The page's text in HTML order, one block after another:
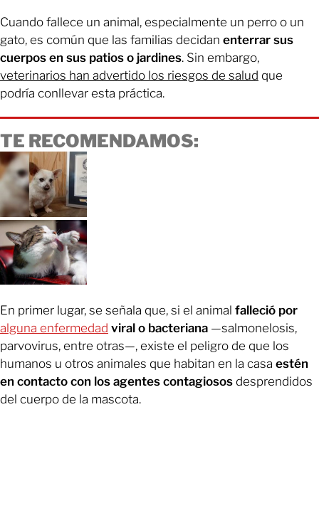
Cuando fallece un animal, especialmente un perro o un
gato, es común que las familias decidan enterrar sus
cuerpos en sus patios o jardines. Sin embargo,
veterinarios han advertido los riesgos de salud que
podría conllevar esta práctica.
TE RECOMENDAMOS:
En primer lugar, se señala que, si el animal falleció por
alguna enfermedad viral o bacteriana —salmonelosis,
parvovirus, entre otras—, existe el peligro de que los
humanos u otros animales que habitan en la casa estén
en contacto con los agentes contagiosos desprendidos
del cuerpo de la mascota.